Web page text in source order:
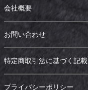
会社概要
お問い合わせ
特定商取引法に基づく記載
プライバシーポリシー